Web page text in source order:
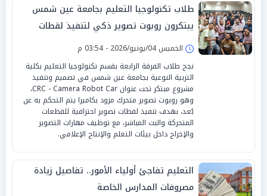
طلاب تكنولوجيا التعليم بجامعة عين شمس
يبتكرون روبوت تصوير ذكي لتنفيذ لقطات
احترافية ودعم إنتاج الفيديو التعليمي
الخميس 04/يونيو/2026 - 03:54 م
نجح طلاب الفرقة الرابعة بقسم تكنولوجيا التعليم بكلية
التربية النوعية بجامعة عين شمس في تصميم وتنفيذ
مشروع مبتكر تحت عنوان CRC - Camera Robot Car،
وهو روبوت تصوير متحرك مزود بكاميرا يتم التحكم به عن
بُعد، بهدف تنفيذ لقطات تصوير احترافية للقطعات
المتحركة والبث المباشر، مع توظيف مهارات التصوير
والإخراج داخل بيئات التعلم والإنتاج الإعلامي.
التعليم تفاجئ أولياء الأمور.. تفاصيل زيادة
مصروفات المدارس الخاصة